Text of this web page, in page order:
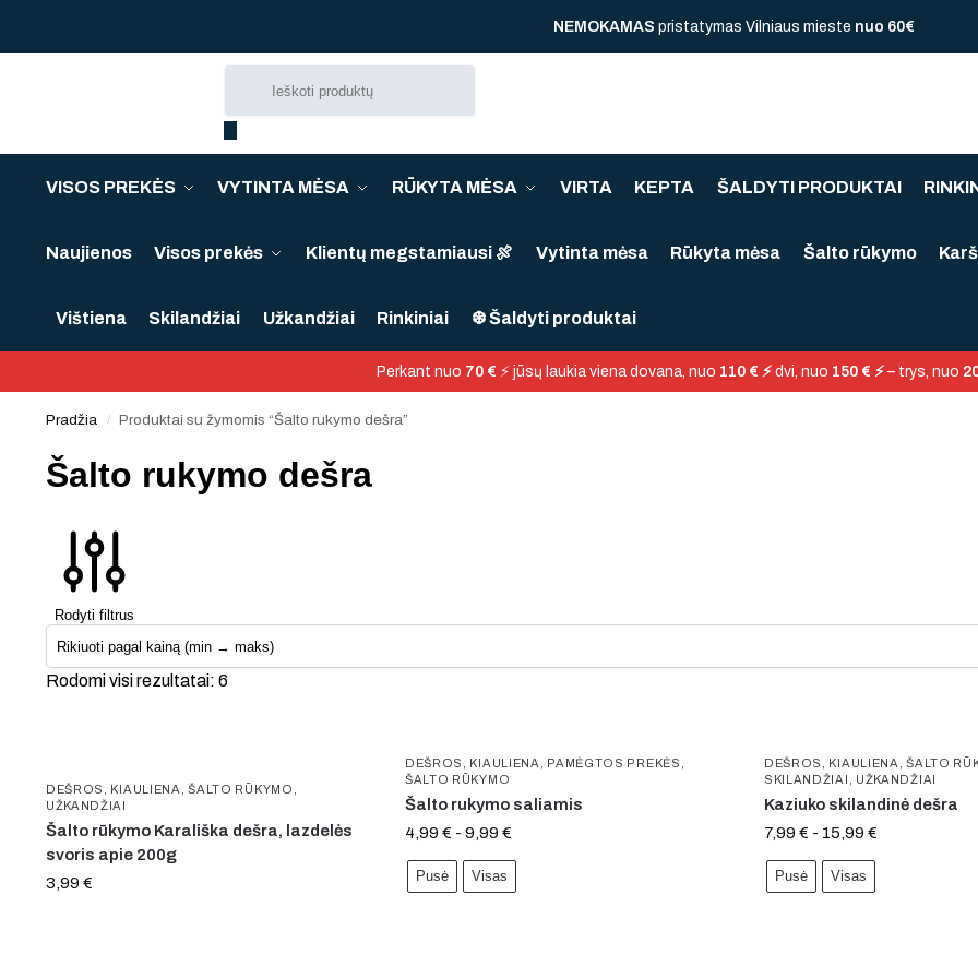
NEMOKAMAS pristatymas Vilniaus mieste nuo 60€
VISOS PREKĖS VYTINTA MĖSA RŪKYTA MĖSA VIRTA KEPTA ŠALDYTI PRODUKTAI
Naujienos Visos prekės Klientų megstamiausi 🍖 Vytinta mėsa Rūkyta mėsa Šalto rūkymo
Vištiena Skilandžiai Užkandžiai Rinkiniai ❆ Šaldyti produktai
Perkant nuo 70 € ⚡ jūsų laukia viena dovana, nuo 110 € ⚡dvi, nuo 150 € ⚡– trys, nuo
Pradžia / Produktai su žymomis “Šalto rukymo dešra”
Šalto rukymo dešra
Rodyti filtrus
Rodomi visi rezultatai: 6
DEŠROS KIAULIENA ,ŠALTO RŪKYMO
UŽKANDŽIAI
Šalto rūkymo Karališka dešra, lazdelės
svoris apie 200g
3,99 €
DEŠROS KIAULIENA PAMĖGTOS PREKĖS
ŠALTO RŪKYMO
Šalto rukymo saliamis
4,99 € - 9,99 €
Pusė Visas
DEŠROS KIAULIENA ,ŠALTO
SKILANDŽIAI
UŽKANDŽIAI
Kaziuko skilandinė dešra
7,99 € - 15,99 €
Pusė Visas